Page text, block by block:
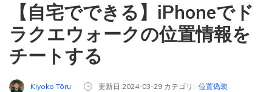
【自宅でできる】iPhoneでド
ラクエウォークの位置情報を
チートする
Kiyoko Tōru 更新日:2024-03-29 カテゴリ: 位置偽装